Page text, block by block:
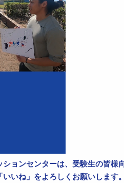
ョンセンターは、受験生の皆
いね」をよろしくお願いします。